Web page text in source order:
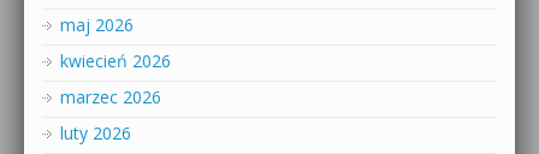
maj 2026
kwiecień 2026
marzec 2026
luty 2026